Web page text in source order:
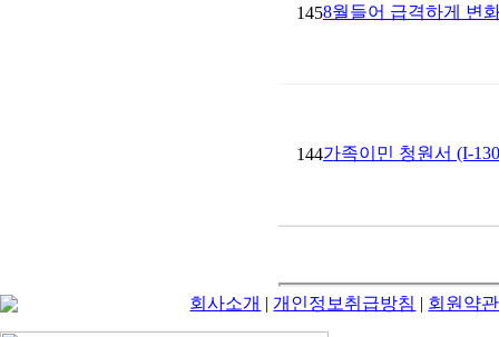
1458월들어 급격하게 변
144가족이민 청원서 (I-
회사소개 |개인정보취급방침 | 회원약관